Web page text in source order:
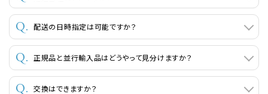
配送の日時指定は可能ですか？
正規品と並行輸入品はどうやって見分けますか？
交換はできますか？